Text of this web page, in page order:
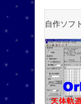
自作ソフ